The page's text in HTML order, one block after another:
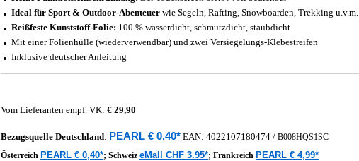
Ideal für Sport & Outdoor-Abenteuer wie Segeln, Rafting, Snowboarden, Trekking u.v.m.
Reißfeste Kunststoff-Folie: 100 % wasserdicht, schmutzdicht, staubdicht
Mit einer Folienhülle (wiederverwendbar) und zwei Versiegelungs-Klebestreifen
Inklusive deutscher Anleitung
Vom Lieferanten empf. VK: € 29,90
Bezugsquelle Deutschland: PEARL € 0,40* EAN: 4022107180474 / B008HQS1SC
Österreich PEARL € 0,40*; Schweiz eMall CHF 3.95*; Frankreich PEARL € 4,99*